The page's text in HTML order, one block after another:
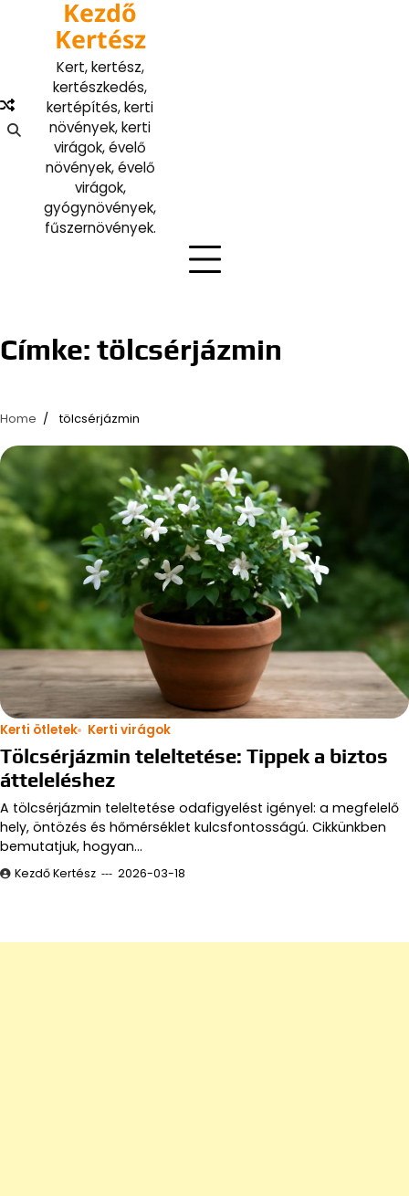
content
Kezdő
Kertész
Kert, kertész,
kertészkedés,
kertépítés, kerti
növények, kerti
virágok, évelő
növények, évelő
virágok,
gyógynövények,
fűszernövények.
Címke: tölcsérjázmin
Home tölcsérjázmin
Kerti ötletek Kerti virágok
Tölcsérjázmin teleltetése: Tippek a biztos
átteleléshez
A tölcsérjázmin teleltetése odafigyelést igényel: a megfelelő
hely, öntözés és hőmérséklet kulcsfontosságú. Cikkünkben
bemutatjuk, hogyan…
Kezdő Kertész 2026-03-18